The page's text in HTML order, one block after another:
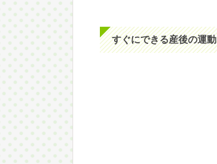
すぐにできる産後の運動